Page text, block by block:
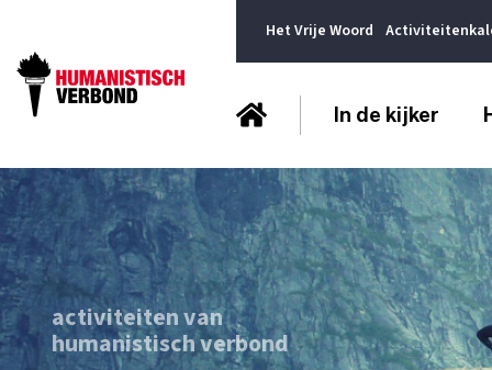
Het Vrije Woord
In de kijker
activiteiten van
humanistisch verbond